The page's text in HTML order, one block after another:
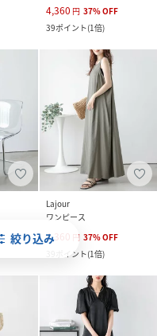
絞り込み
4,360 円 37%OFF
39ポイント(1倍)
Lajour
ワンピース
4,360 円 37%OFF
ポイント(1倍)